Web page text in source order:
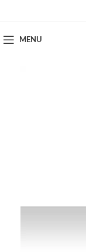
MENU
Deja que la